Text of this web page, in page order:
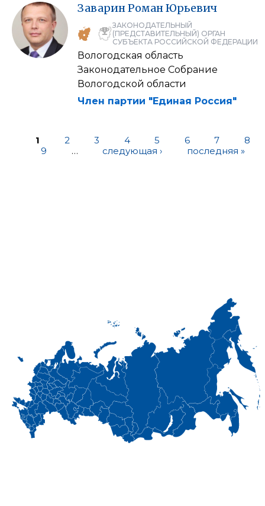
ЗаваринРоманЮрьевич
ЗАКОНОДАТЕЛЬНЫЙ
(ПРЕДСТАВИТЕЛЬНЫЙ) ОРГАН
СУБЪЕКТА РОССИЙСКОЙ ФЕДЕРАЦИИ
Вологодская область
Законодательное Собрание
Вологодской области
Член партии "Единая Россия"
1 2 3 4 5 6 7
8
9
… следующая › последняя »